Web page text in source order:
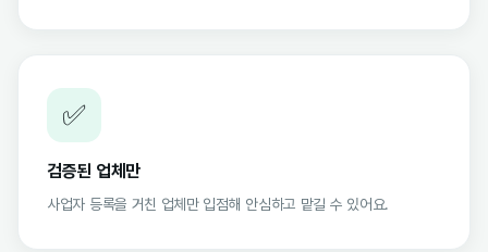
✅
검증된 업체만
사업자 등록을 거친 업체만 입점해 안심하고 맡길 수 있어요.